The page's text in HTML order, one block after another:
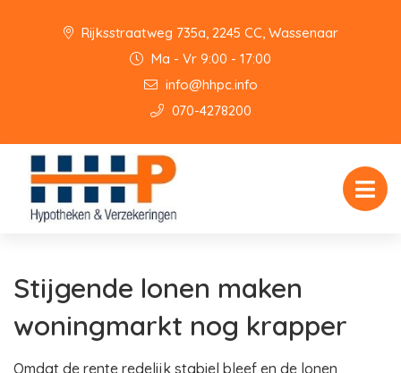
Rijksstraatweg 735a, 2245 CC, Wassenaar
Ma - Vr 9:00 - 17:00
info@hhpc.info
070-4278200
Stijgende lonen maken
woningmarkt nog krapper
Omdat de rente redelijk stabiel bleef en de lonen